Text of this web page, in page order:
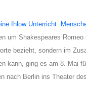
Ihlow Unterricht
um Shakespeares
bezieht, sondern im
kann, ging es am 8. Mai
nach Berlin ins Theater